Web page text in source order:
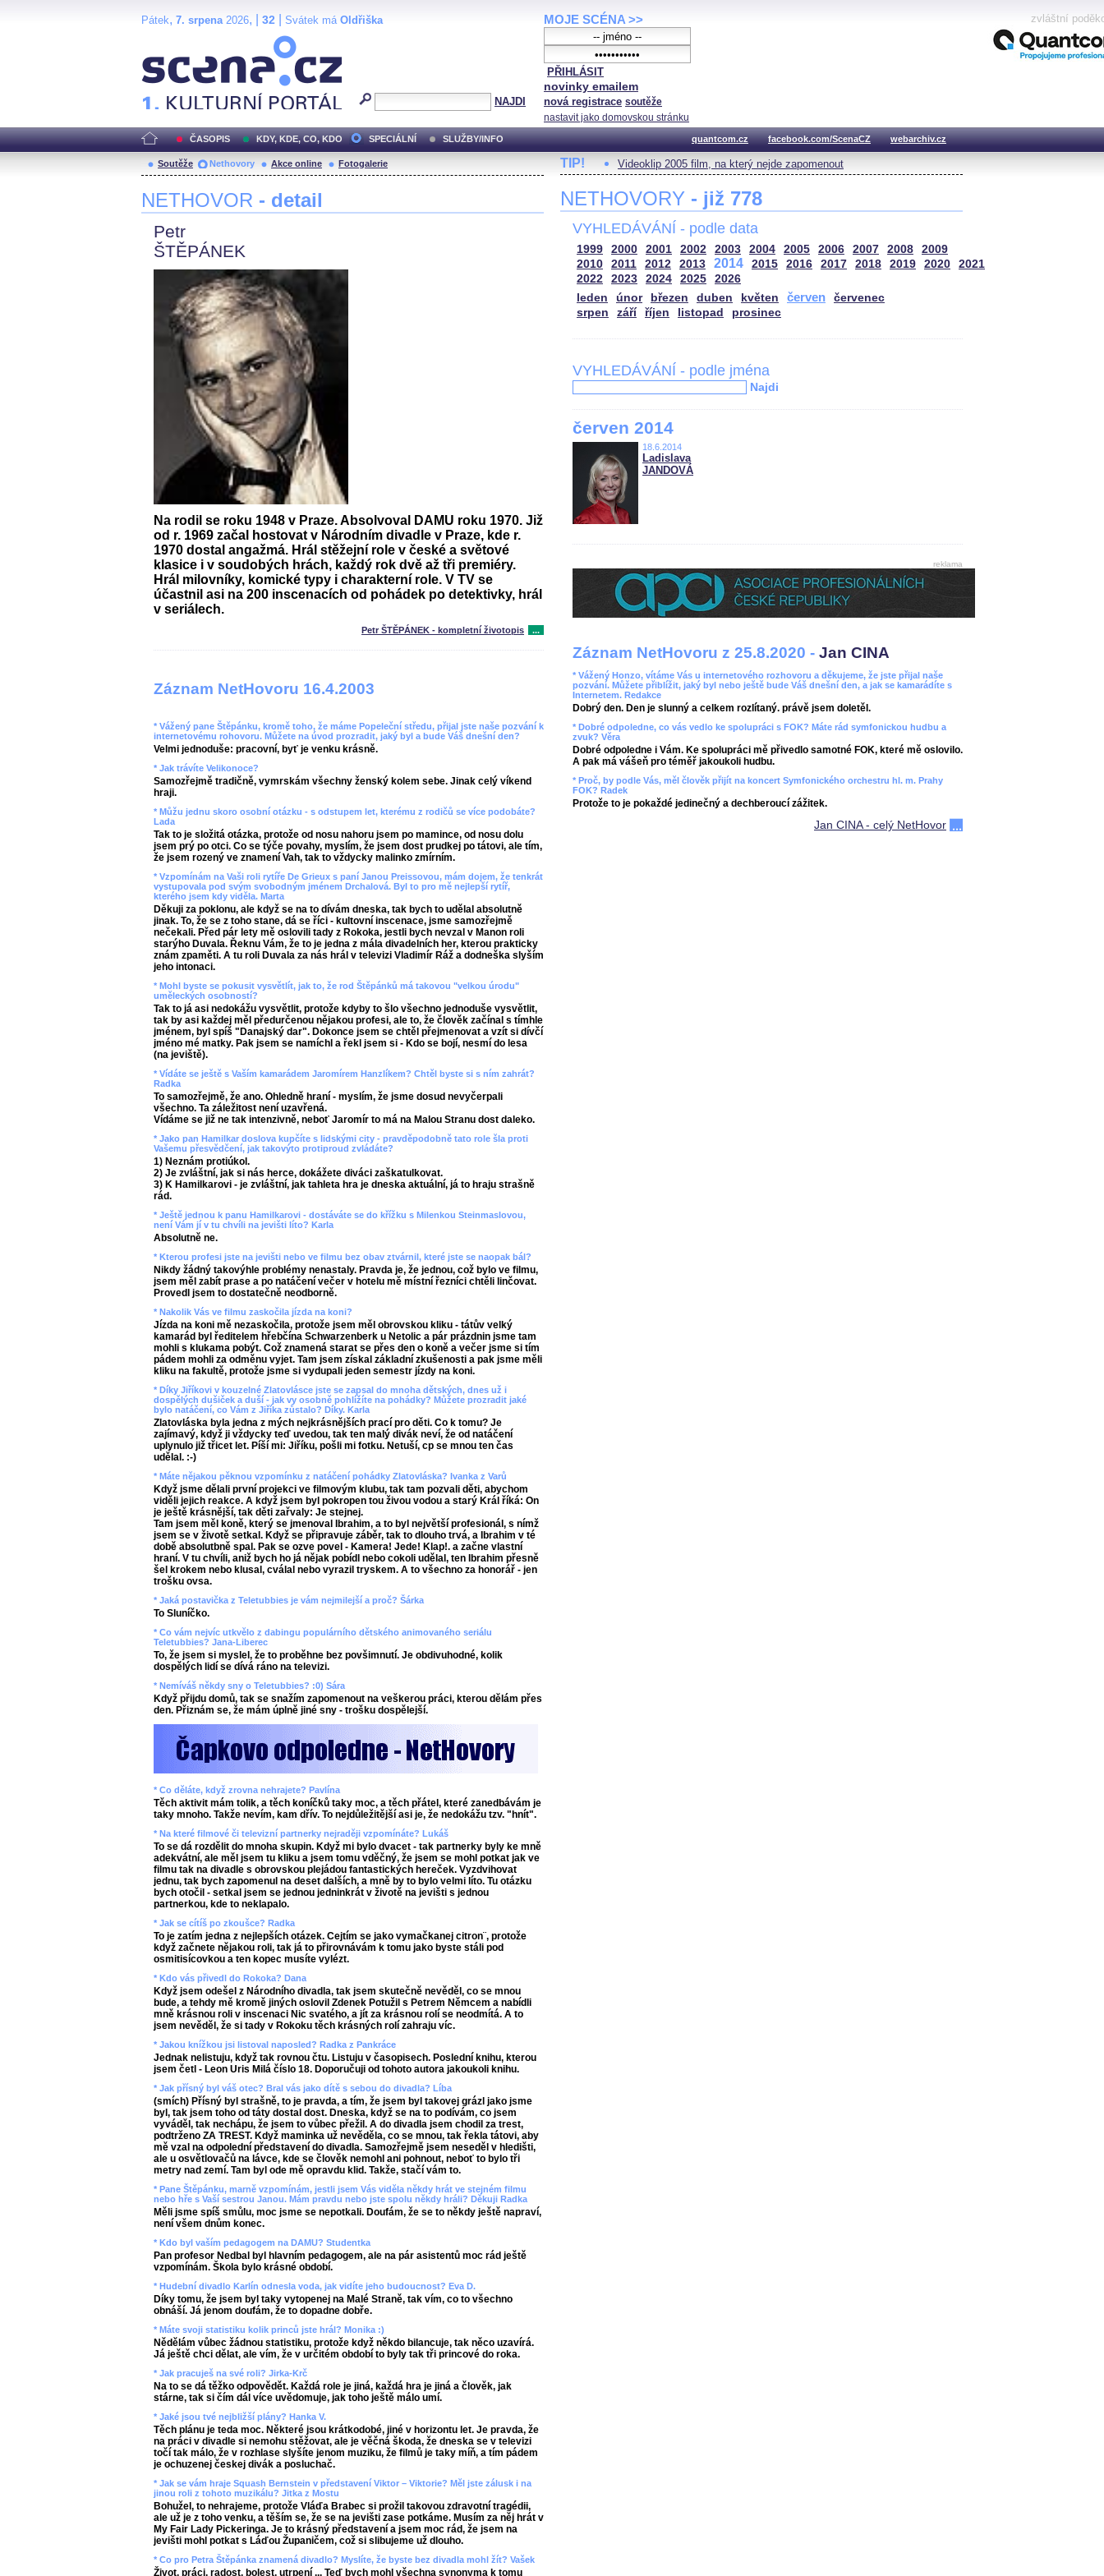
Pátek, 7. srpena2026, | 32 Svátek má Oldřiška
NAJDI
MOJE SCÉNA >>
PŘIHLÁSIT
novinky emailem
nová registrace soutěže
nastavit jako domovskou stránku
zvláštní
ČASOPIS KDY, KDE, CO, KDO SPECIÁLNÍ SLUŽBY/INFO quantcom.cz facebook.com/ScenaCZ webarchiv.cz
Soutěže Nethovory Akce online Fotogalerie
NETHOVOR - detail
Petr
ŠTĚPÁNEK
Na rodil se roku 1948 v Praze. Absolvoval DAMU roku 1970. Již
od r. 1969 začal hostovat v Národním divadle v Praze, kde r.
1970 dostal angažmá. Hrál stěžejní role v české a světové
klasice i v soudobých hrách, každý rok dvě až tři premiéry.
Hrál milovníky, komické typy i charakterní role. V TV se
účastnil asi na 200 inscenacích od pohádek po detektivky, hrál
v seriálech.
Petr ŠTĚPÁNEK - kompletní životopis ...
Záznam NetHovoru 16.4.2003
* Vážený pane Štěpánku, kromě toho, že máme Popeleční středu, přijal jste naše pozvání k
internetovému rohovoru. Můžete na úvod prozradit, jaký byl a bude Váš dnešní den?
Velmi jednoduše: pracovní, byť je venku krásně.
* Jak trávíte Velikonoce?
Samozřejmě tradičně, vymrskám všechny ženský kolem sebe. Jinak celý víkend
hraji.
* Můžu jednu skoro osobní otázku - s odstupem let, kterému z rodičů se více podobáte?
Lada
Tak to je složitá otázka, protože od nosu nahoru jsem po mamince, od nosu dolu
jsem prý po otci. Co se týče povahy, myslím, že jsem dost prudkej po tátovi, ale tím,
že jsem rozený ve znamení Vah, tak to vždycky malinko zmírním.
* Vzpomínám na Vaši roli rytíře De Grieux s paní Janou Preissovou, mám dojem, že tenkrát
vystupovala pod svým svobodným jménem Drchalová. Byl to pro mě nejlepší rytíř,
kterého jsem kdy viděla. Marta
Děkuji za poklonu, ale když se na to dívám dneska, tak bych to udělal absolutně
jinak. To, že se z toho stane, dá se říci - kultovní inscenace, jsme samozřejmě
nečekali. Před pár lety mě oslovili tady z Rokoka, jestli bych nevzal v Manon roli
starýho Duvala. Řeknu Vám, že to je jedna z mála divadelních her, kterou prakticky
znám zpaměti. A tu roli Duvala za nás hrál v televizi Vladimír Ráž a dodneška slyším
jeho intonaci.
* Mohl byste se pokusit vysvětlít, jak to, že rod Štěpánků má takovou "velkou úrodu"
uměleckých osobností?
Tak to já asi nedokážu vysvětlit, protože kdyby to šlo všechno jednoduše vysvětlit,
tak by asi každej měl předurčenou nějakou profesi, ale to, že člověk začínal s tímhle
jménem, byl spíš "Danajský dar". Dokonce jsem se chtěl přejmenovat a vzít si dívčí
jméno mé matky. Pak jsem se namíchl a řekl jsem si - Kdo se bojí, nesmí do lesa
(na jeviště).
* Vídáte se ještě s Vaším kamarádem Jaromírem Hanzlíkem? Chtěl byste si s ním zahrát?
Radka
To samozřejmě, že ano. Ohledně hraní - myslím, že jsme dosud nevyčerpali
všechno. Ta záležitost není uzavřená.
Vídáme se již ne tak intenzivně, neboť Jaromír to má na Malou Stranu dost daleko.
* Jako pan Hamilkar doslova kupčíte s lidskými city - pravděpodobně tato role šla proti
Vašemu přesvědčení, jak takovýto protiproud zvládáte?
1) Neznám protiúkol.
2) Je zvláštní, jak si nás herce, dokážete diváci zaškatulkovat.
3) K Hamilkarovi - je zvláštní, jak tahleta hra je dneska aktuální, já to hraju strašně
rád.
* Ještě jednou k panu Hamilkarovi - dostáváte se do křížku s Milenkou Steinmaslovou,
není Vám jí v tu chvíli na jevišti líto? Karla
Absolutně ne.
* Kterou profesi jste na jevišti nebo ve filmu bez obav ztvárnil, které jste se naopak bál?
Nikdy žádný takovýhle problémy nenastaly. Pravda je, že jednou, což bylo ve filmu,
jsem měl zabít prase a po natáčení večer v hotelu mě místní řezníci chtěli linčovat.
Provedl jsem to dostatečně neodborně.
* Nakolik Vás ve filmu zaskočila jízda na koni?
Jízda na koni mě nezaskočila, protože jsem měl obrovskou kliku - tátův velký
kamarád byl ředitelem hřebčína Schwarzenberk u Netolic a pár prázdnin jsme tam
mohli s klukama pobýt. Což znamená starat se přes den o koně a večer jsme si tím
pádem mohli za odměnu vyjet. Tam jsem získal základní zkušenosti a pak jsme měli
kliku na fakultě, protože jsme si vydupali jeden semestr jízdy na koni.
* Díky Jiříkovi v kouzelné Zlatovlásce jste se zapsal do mnoha dětských, dnes už i
dospělých dušiček a duší - jak vy osobně pohlížíte na pohádky? Můžete prozradit jaké
bylo natáčení, co Vám z Jiříka zůstalo? Díky. Karla
Zlatovláska byla jedna z mých nejkrásnějších prací pro děti. Co k tomu? Je
zajímavý, když ji vždycky teď uvedou, tak ten malý divák neví, že od natáčení
uplynulo již třicet let. Píší mi: Jiříku, pošli mi fotku. Netuší, cp se mnou ten čas
udělal. :-)
* Máte nějakou pěknou vzpomínku z natáčení pohádky Zlatovláska? Ivanka z Varů
Když jsme dělali první projekci ve filmovým klubu, tak tam pozvali děti, abychom
viděli jejich reakce. A když jsem byl pokropen tou živou vodou a starý Král říká: On
je ještě krásnější, tak děti zařvaly: Je stejnej.
Tam jsem měl koně, který se jmenoval Ibrahim, a to byl největší profesionál, s nímž
jsem se v životě setkal. Když se připravuje záběr, tak to dlouho trvá, a Ibrahim v té
době absolutbně spal. Pak se ozve povel - Kamera! Jede! Klap!. a začne vlastní
hraní. V tu chvíli, aniž bych ho já nějak pobídl nebo cokoli udělal, ten Ibrahim přesně
šel krokem nebo klusal, cválal nebo vyrazil tryskem. A to všechno za honorář - jen
trošku ovsa.
* Jaká postavička z Teletubbies je vám nejmilejší a proč? Šárka
To Sluníčko.
* Co vám nejvíc utkvělo z dabingu populárního dětského animovaného seriálu
Teletubbies? Jana-Liberec
To, že jsem si myslel, že to proběhne bez povšimnutí. Je obdivuhodné, kolik
dospělých lidí se dívá ráno na televizi.
* Nemíváš někdy sny o Teletubbies? :0) Sára
Když přijdu domů, tak se snažím zapomenout na veškerou práci, kterou dělám přes
den. Přiznám se, že mám úplně jiné sny - trošku dospělejší.
* Co děláte, když zrovna nehrajete? Pavlína
Těch aktivit mám tolik, a těch koníčků taky moc, a těch přátel, které zanedbávám je
taky mnoho. Takže nevím, kam dřív. To nejdůležitější asi je, že nedokážu tzv. "hnít".
* Na které filmové či televizní partnerky nejraději vzpomínáte? Lukáš
To se dá rozdělit do mnoha skupin. Když mi bylo dvacet - tak partnerky byly ke mně
adekvátní, ale měl jsem tu kliku a jsem tomu vděčný, že jsem se mohl potkat jak ve
filmu tak na divadle s obrovskou plejádou fantastických hereček. Vyzdvihovat
jednu, tak bych zapomenul na deset dalších, a mně by to bylo velmi líto. Tu otázku
bych otočil - setkal jsem se jednou jedninkrát v životě na jevišti s jednou
partnerkou, kde to neklapalo.
* Jak se cítíš po zkoušce? Radka
To je zatím jedna z nejlepších otázek. Cejtím se jako vymačkanej citron¨, protože
když začnete nějakou roli, tak já to přirovnávám k tomu jako byste stáli pod
osmitisícovkou a ten kopec musíte vylézt.
* Kdo vás přivedl do Rokoka? Dana
Když jsem odešel z Národního divadla, tak jsem skutečně nevěděl, co se mnou
bude, a tehdy mě kromě jiných oslovil Zdenek Potužil s Petrem Němcem a nabídli
mně krásnou roli v inscenaci Nic svatého, a jít za krásnou rolí se neodmítá. A to
jsem nevěděl, že si tady v Rokoku těch krásných rolí zahraju víc.
* Jakou knížkou jsi listoval naposled? Radka z Pankráce
Jednak nelistuju, když tak rovnou čtu. Listuju v časopisech. Poslední knihu, kterou
jsem četl - Leon Uris Milá číslo 18. Doporučuji od tohoto autora jakoukoli knihu.
* Jak přísný byl váš otec? Bral vás jako dítě s sebou do divadla? Líba
(smích) Přísný byl strašně, to je pravda, a tím, že jsem byl takovej grázl jako jsme
byl, tak jsem toho od táty dostal dost. Dneska, když se na to podívám, co jsem
vyváděl, tak nechápu, že jsem to vůbec přežil. A do divadla jsem chodil za trest,
podtrženo ZA TREST. Když maminka už nevěděla, co se mnou, tak řekla tátovi, aby
mě vzal na odpolední představení do divadla. Samozřejmě jsem neseděl v hledišti,
ale u osvětlovačů na lávce, kde se člověk nemohl ani pohnout, neboť to bylo tři
metry nad zemí. Tam byl ode mě opravdu klid. Takže, stačí vám to.
* Pane Štěpánku, marně vzpomínám, jestli jsem Vás viděla někdy hrát ve stejném filmu
nebo hře s Vaší sestrou Janou. Mám pravdu nebo jste spolu někdy hráli? Děkuji Radka
Měli jsme spíš smůlu, moc jsme se nepotkali. Doufám, že se to někdy ještě napraví,
není všem dnům konec.
* Kdo byl vaším pedagogem na DAMU? Studentka
Pan profesor Nedbal byl hlavním pedagogem, ale na pár asistentů moc rád ještě
vzpomínám. Škola bylo krásné období.
* Hudební divadlo Karlín odnesla voda, jak vidíte jeho budoucnost? Eva D.
Díky tomu, že jsem byl taky vytopenej na Malé Straně, tak vím, co to všechno
obnáší. Já jenom doufám, že to dopadne dobře.
* Máte svoji statistiku kolik princů jste hrál? Monika :)
Nědělám vůbec žádnou statistiku, protože když někdo bilancuje, tak něco uzavírá.
Já ještě chci dělat, ale vím, že v určitém období to byly tak tři princové do roka.
* Jak pracuješ na své roli? Jirka-Krč
Na to se dá těžko odpovědět. Každá role je jiná, každá hra je jiná a člověk, jak
stárne, tak si čím dál více uvědomuje, jak toho ještě málo umí.
* Jaké jsou tvé nejbližší plány? Hanka V.
Těch plánu je teda moc. Některé jsou krátkodobé, jiné v horizontu let. Je pravda, že
na práci v divadle si nemohu stěžovat, ale je věčná škoda, že dneska se v televizi
točí tak málo, že v rozhlase slyšíte jenom muziku, že filmů je taky míň, a tím pádem
je ochuzenej českej divák a posluchač.
* Jak se vám hraje Squash Bernstein v představení Viktor – Viktorie? Měl jste zálusk i na
jinou roli z tohoto muzikálu? Jitka z Mostu
Bohužel, to nehrajeme, protože Vláďa Brabec si prožil takovou zdravotní tragédii,
ale už je z toho venku, a těším se, že se na jevišti zase potkáme. Musím za něj hrát v
My Fair Lady Pickeringa. Je to krásný představení a jsem moc rád, že jsem na
jevišti mohl potkat s Láďou Županičem, což si slibujeme už dlouho.
* Co pro Petra Štěpánka znamená divadlo? Myslíte, že byste bez divadla mohl žít? Vašek
Život, práci, radost, bolest, utrpení ... Teď bych mohl všechna synonyma k tomu
TIP! Videoklip 2005 film, na který nejde zapomenout
NETHOVORY - již 778
VYHLEDÁVÁNÍ - podle data
1999 2000 2001 2002 2003 2004 2005 2006 2007 2008
2009
2010
2011 2012 2013 2014 2015 2016 2017 2018 2019 2020
2021
2022
2023 2024 2025
2026
leden
únor březen duben květen červen
červenec
srpen
září říjen listopad prosinec
VYHLEDÁVÁNÍ - podle jména
Najdi
červen 2014
18.6.2014
Ladislava
JANDOVÁ
reklama
Záznam NetHovoru z 25.8.2020 - Jan CINA
* Vážený Honzo, vítáme Vás u internetového rozhovoru a děkujeme, že jste přijal naše
pozvání. Můžete přiblížit, jaký byl nebo ještě bude Váš dnešní den, a jak se kamarádíte s
Internetem. Redakce
Dobrý den. Den je slunný a celkem rozlítaný. právě jsem doletěl.
* Dobré odpoledne, co vás vedlo ke spolupráci s FOK? Máte rád symfonickou hudbu a
zvuk? Věra
Dobré odpoledne i Vám. Ke spolupráci mě přivedlo samotné FOK, které mě oslovilo.
A pak má vášeň pro téměř jakoukoli hudbu.
* Proč, by podle Vás, měl člověk přijít na koncert Symfonického orchestru hl. m. Prahy
FOK? Radek
Protože to je pokaždé jedinečný a dechberoucí zážitek.
Jan CINA - celý NetHovor